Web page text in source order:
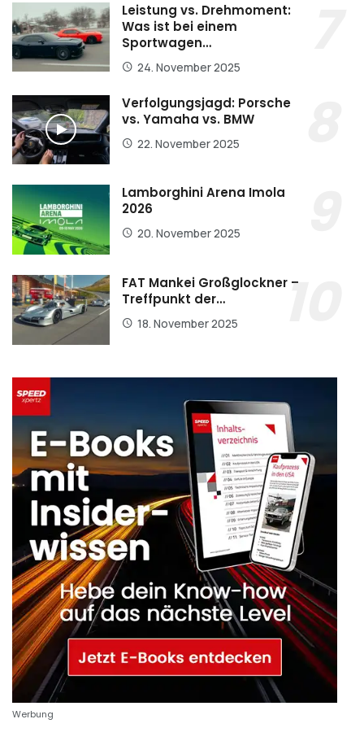
Leistung vs. Drehmoment:
Was ist bei einem
Sportwagen…
24. November 2025
Verfolgungsjagd: Porsche
vs. Yamaha vs. BMW
22. November 2025
Lamborghini Arena Imola
2026
20. November 2025
FAT Mankei Großglockner –
Treffpunkt der…
18. November 2025
Werbung